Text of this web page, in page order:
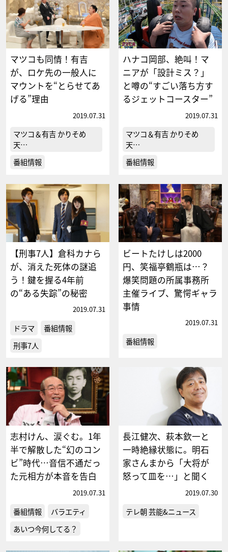
マツコも同情！有吉
が、ロケ先の一般人に
マウントを“とらせてあ
げる”理由
2019.07.31
マツコ＆有吉 かりそめ
天…
番組情報
ハナコ岡部、絶叫！マ
ニアが「設計ミス？」
と噂の“すごい落ち方す
るジェットコースター”
2019.07.31
マツコ＆有吉 かりそめ
天…
番組情報
【刑事7人】倉科カナら
が、消えた死体の謎追
う！鍵を握る4年前
の“ある失踪”の秘密
2019.07.31
ドラマ
番組情報
刑事7人
ビートたけしは2000
円、笑福亭鶴瓶は…？
爆笑問題の所属事務所
主催ライブ、驚愕ギャラ
事情
2019.07.31
番組情報
志村けん、涙ぐむ。1年
半で解散した“幻のコン
ビ”時代…音信不通だっ
た元相方が本音を告白
2019.07.31
番組情報
バラエティ
あいつ今何してる？
長江健次、萩本欽一と
一時絶縁状態に。明石
家さんまから「大将が
怒って皿を…」と聞く
2019.07.30
テレ朝 芸能&ニュース